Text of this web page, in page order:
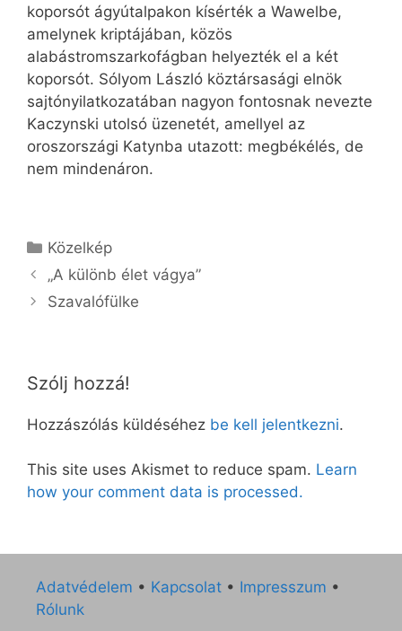
koporsót ágyútalpakon kísérték a Wawelbe,
amelynek kriptájában, közös
alabástromszarkofágban helyezték el a két
koporsót. Sólyom László köztársasági elnök
sajtónyilatkozatában nagyon fontosnak nevezte
Kaczynski utolsó üzenetét, amellyel az
oroszországi Katynba utazott: megbékélés, de
nem mindenáron.
Kategória
Közelkép
„A különb élet vágya”
Szavalófülke
Szólj hozzá!
Hozzászólás küldéséhez be kell jelentkezni.
This site uses Akismet to reduce spam. Learn
how your comment data is processed.
Adatvédelem • Kapcsolat • Impresszum •
Rólunk